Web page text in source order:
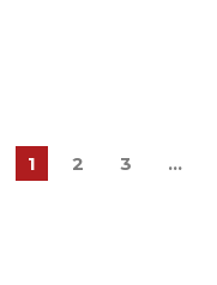
1 2 3 …